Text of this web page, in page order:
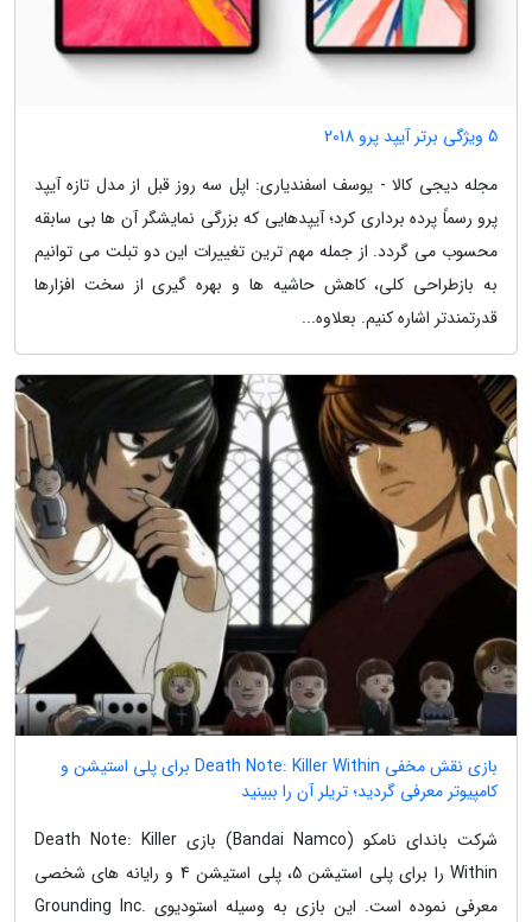
5 ویژگی برتر آیپد پرو 2018
مجله دیجی کالا - یوسف اسفندیاری: اپل سه روز قبل از مدل تازه آیپد
پرو رسماً پرده برداری کرد؛ آیپدهایی که بزرگی نمایشگر آن ها بی سابقه
محسوب می گردد. از جمله مهم ترین تغییرات این دو تبلت می توانیم
به بازطراحی کلی، کاهش حاشیه ها و بهره گیری از سخت افزارها
قدرتمندتر اشاره کنیم. بعلاوه...
بازی نقش مخفی Death Note: Killer Within برای پلی استیشن و
کامپیوتر معرفی گردید؛ تریلر آن را ببینید
شرکت باندای نامکو (Bandai Namco) بازی Death Note: Killer
Within را برای پلی استیشن 5، پلی استیشن 4 و رایانه های شخصی
معرفی نموده است. این بازی به وسیله استودیوی .Grounding Inc